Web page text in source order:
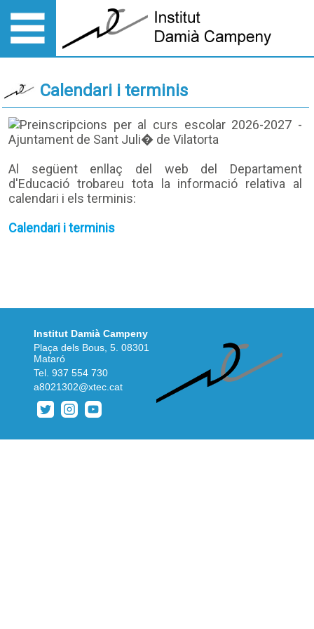
Calendari i terminis
Al següent enllaç del web del Departament
d'Educació trobareu tota la informació relativa al
calendari i els terminis:
Calendari i terminis
Institut Damià Campeny
Plaça dels Bous, 5. 08301
Mataró
Tel. 937 554 730
a8021302@xtec.cat